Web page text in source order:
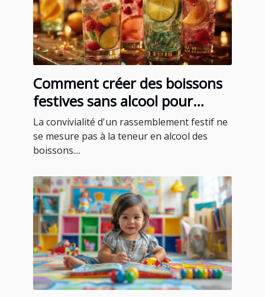
Comment créer des boissons
festives sans alcool pour
toutes les occasions
La convivialité d'un rassemblement festif ne
se mesure pas à la teneur en alcool des
boissons....